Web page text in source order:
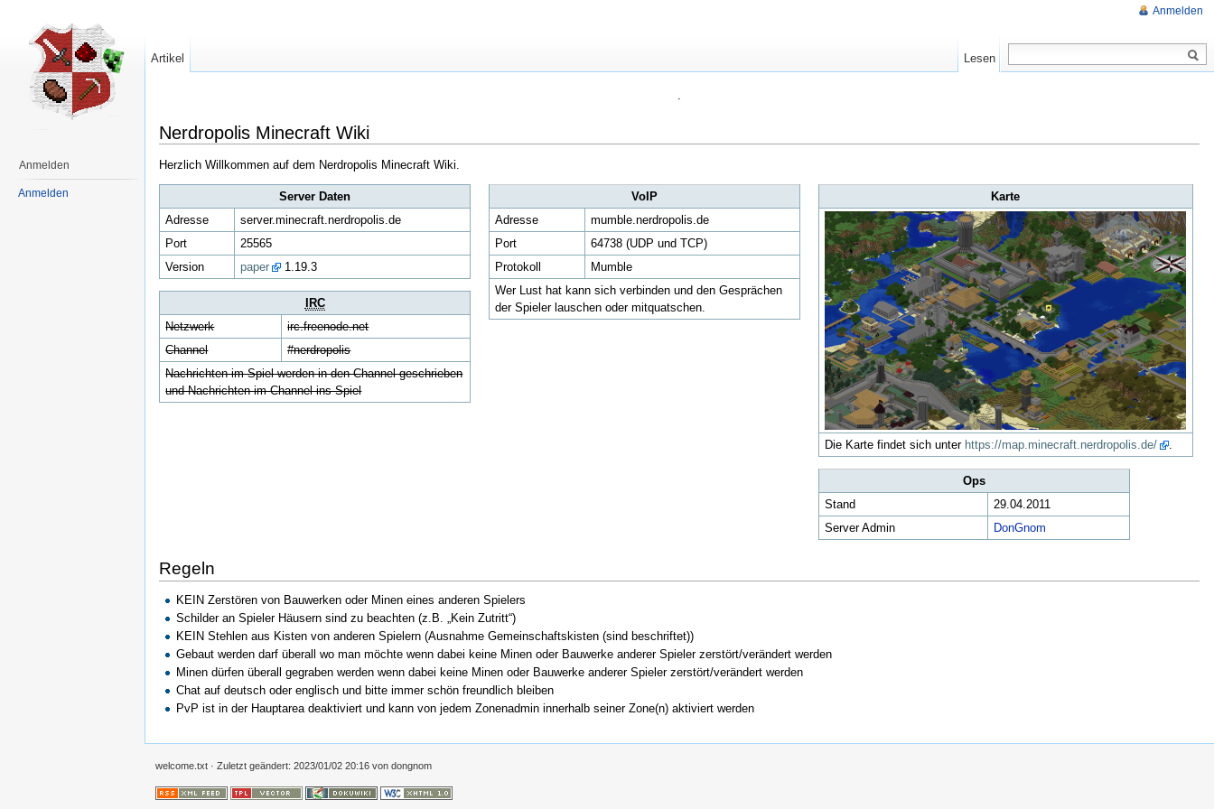
.
Nerdropolis Minecraft Wiki
Herzlich Willkommen auf dem Nerdropolis Minecraft Wiki.
Server Daten
Adresse
server.minecraft.nerdropolis.de
Port
25565
Version
paper 1.19.3
IRC
Netzwerk
irc.freenode.net
Channel
#nerdropolis
Nachrichten im Spiel werden in den Channel geschrieben
und Nachrichten im Channel ins Spiel
VoIP
Adresse
mumble.nerdropolis.de
Port
64738 (UDP und TCP)
Protokoll
Mumble
Wer Lust hat kann sich verbinden und den Gesprächen
der Spieler lauschen oder mitquatschen.
Karte
Die Karte findet sich unter https://map.minecraft.nerdropolis.de/ .
Ops
Stand
29.04.2011
Server Admin
DonGnom
Regeln
KEIN Zerstören von Bauwerken oder Minen eines anderen Spielers
Schilder an Spieler Häusern sind zu beachten (z.B. „Kein Zutritt“)
KEIN Stehlen aus Kisten von anderen Spielern (Ausnahme Gemeinschaftskisten (sind beschriftet))
Gebaut werden darf überall wo man möchte wenn dabei keine Minen oder Bauwerke anderer Spieler zerstört/verändert werden
Minen dürfen überall gegraben werden wenn dabei keine Minen oder Bauwerke anderer Spieler zerstört/verändert werden
Chat auf deutsch oder englisch und bitte immer schön freundlich bleiben
PvP ist in der Hauptarea deaktiviert und kann von jedem Zonenadmin innerhalb seiner Zone(n) aktiviert werden
Anmelden
Artikel Lesen
Anmelden
Anmelden
welcome.txt · Zuletzt geändert: 2023/01/02 20:16 von dongnom